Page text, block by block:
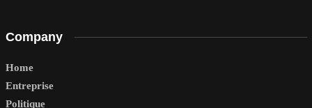
Company
Home
Entreprise
Politique